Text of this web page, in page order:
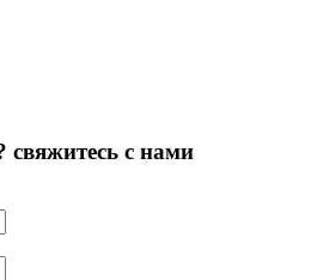
свяжитесь с нами